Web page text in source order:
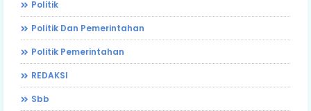
Politik
Politik Dan Pemerintahan
Politik Pemerintahan
REDAKSI
Sbb